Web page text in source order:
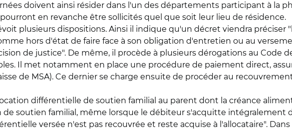
doivent ainsi résider dans l'un des départements participant à la
en revanche être sollicités quel que soit leur lieu de résidence.
plusieurs dispositions. Ainsi il indique qu'un décret viendra préciser
hors d'état de faire face à son obligation d'entretien ou au
de justice". De même, il procède à plusieurs dérogations au Code
Il met notamment en place une procédure de paiement direct,
de MSA). Ce dernier se charge ensuite de procéder au
différentielle de soutien familial au parent dont la créance
soutien familial, même lorsque le débiteur s'acquitte intégralement
versée n'est pas recouvrée et reste acquise à l'allocataire".